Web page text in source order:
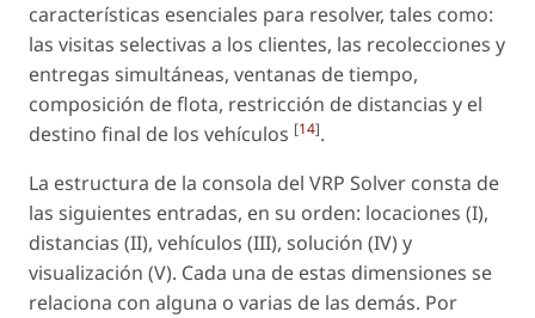
características esenciales para resolver, tales como:
las visitas selectivas a los clientes, las recolecciones y
entregas simultáneas, ventanas de tiempo,
composición de flota, restricción de distancias y el
destino final de los vehículos [14].
La estructura de la consola del VRP Solver consta de
las siguientes entradas, en su orden: locaciones (I),
distancias (II), vehículos (III), solución (IV) y
visualización (V). Cada una de estas dimensiones se
relaciona con alguna o varias de las demás. Por